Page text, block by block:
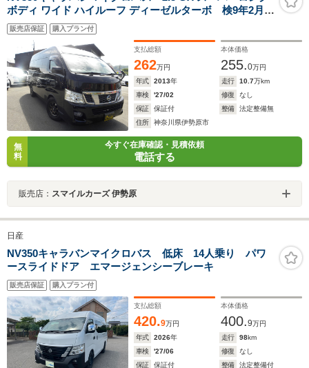
ボディ ワイド ハイルーフ ディーゼルターボ 検9年2月
6人乗り 軽油車 ETC バックカメラ ドラレコ 社外
オーディオ(Bluetooth対応) 社外16インチアルミホイー
ル 後部座席キャプテンシート キセノンヘッドライ
ト オートライト キーレス
販売店保証 購入プラン付
支払総額
262万円
本体価格
255.0万円
年式
2013年 走行 10.7万km
車検
'27/02 修復
なし
保証
保証付 整備
法定整備無
住所
神奈川県伊勢原市
無
料
今すぐ在庫確認・見積依頼
電話する
販売店： スマイルカーズ 伊勢原
日産
NV350キャラバンマイクロバス 低床 14人乗り パワ
ースライドドア エマージェンシーブレーキ
販売店保証 購入プラン付
支払総額
420.9万円
本体価格
400.9万円
年式
2026年 走行 98km
車検
'27/06 修復
なし
保証
保証付 整備
法定整備付